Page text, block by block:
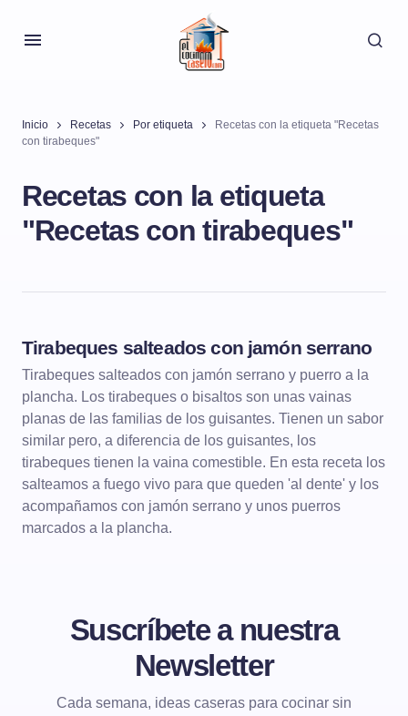
Inicio Recetas Por etiqueta
Recetas con la etiqueta "Recetas
con tirabeques"
Recetas con la etiqueta
"Recetas con tirabeques"
Tirabeques salteados con jamón serrano
Tirabeques salteados con jamón serrano y puerro a la
plancha. Los tirabeques o bisaltos son unas vainas
planas de las familias de los guisantes. Tienen un sabor
similar pero, a diferencia de los guisantes, los
tirabeques tienen la vaina comestible. En esta receta los
salteamos a fuego vivo para que queden 'al dente' y los
acompañamos con jamón serrano y unos puerros
marcados a la plancha.
Suscríbete a nuestra
Newsletter
Cada semana, ideas caseras para cocinar sin